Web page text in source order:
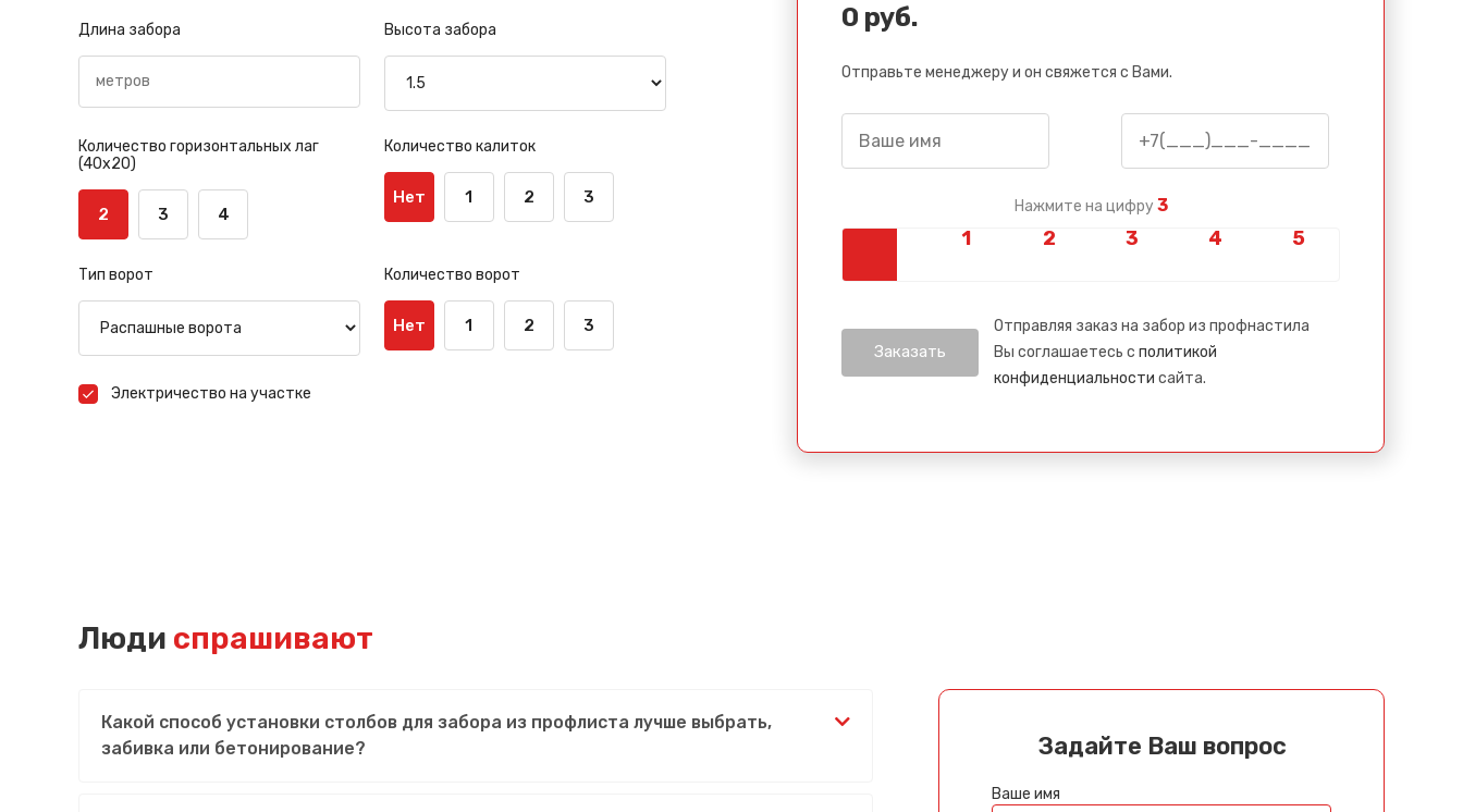
Длина забора Высота забора
Количество горизонтальных лаг
(40х20)
2 3 4
Количество калиток
Нет 1 2 3
Тип ворот Количество ворот
Нет 1 2 3
Электричество на участке
0 руб.
Отправьте менеджеру и он свяжется с Вами.
Нажмите на цифру 3
Отправляя заказ на забор из профнастила
Вы соглашаетесь с политикой
конфиденциальности сайта.
Люди спрашивают
Какой способ установки столбов для забора из профлиста лучше выбрать,
забивка или бетонирование?
Задайте Ваш вопрос
Ваше имя